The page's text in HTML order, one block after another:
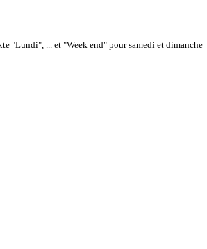
"Lundi", ... et "Week end" pour samedi et dimanche